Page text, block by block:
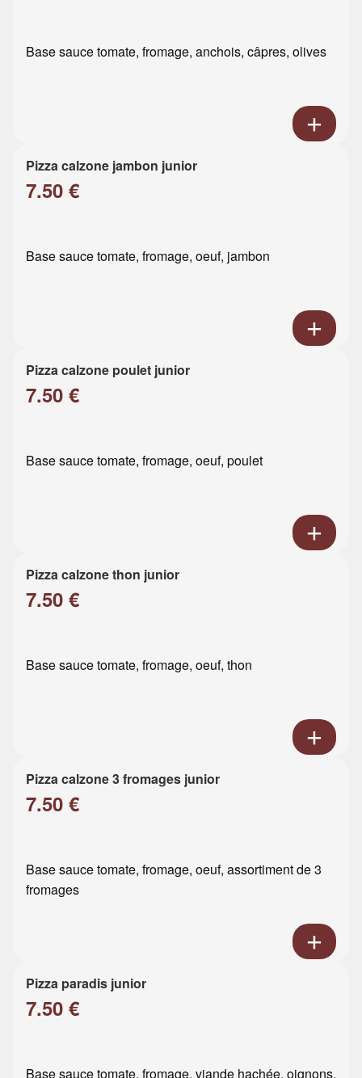
Base sauce tomate, fromage, anchois, câpres, olives
Pizza calzone jambon junior
7.50 €
Base sauce tomate, fromage, oeuf, jambon
Pizza calzone poulet junior
7.50 €
Base sauce tomate, fromage, oeuf, poulet
Pizza calzone thon junior
7.50 €
Base sauce tomate, fromage, oeuf, thon
Pizza calzone 3 fromages junior
7.50 €
Base sauce tomate, fromage, oeuf, assortiment de 3
fromages
Pizza paradis junior
7.50 €
Base sauce tomate, fromage, viande hachée, oignons,